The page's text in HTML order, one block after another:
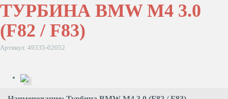
ТУРБИНА BMW M4 3.0
(F82 / F83)
Артикул: 49335-02052